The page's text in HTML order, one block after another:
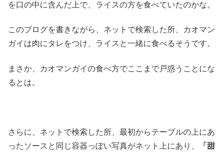
を口の中に含んだ上で、ライスの方を食べていたのかな。
このブログを書きながら、ネットで検索した所、カオマン
ガイは肉にタレをつけ、ライスと一緒に食べるそうです。
まさか、カオマンガイの食べ方でここまで戸惑うことにな
るとは。
さらに、ネットで検索した所、最初からテーブルの上にあ
ったソースと同じ容器っぽい写真がネット上にあり、
「甜